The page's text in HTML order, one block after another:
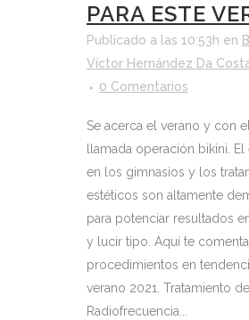
PARA ESTE
Publicado a las 10:53h en
Víctor Hernández Da
0 Comentarios
Se acerca el verano y con
llamada operación bikini.
en los gimnasios y los
estéticos son altamente
para potenciar resultados
y lucir tipo. Aquí te
procedimientos en
verano 2021. Tratamiento de
Radiofrecuencia...